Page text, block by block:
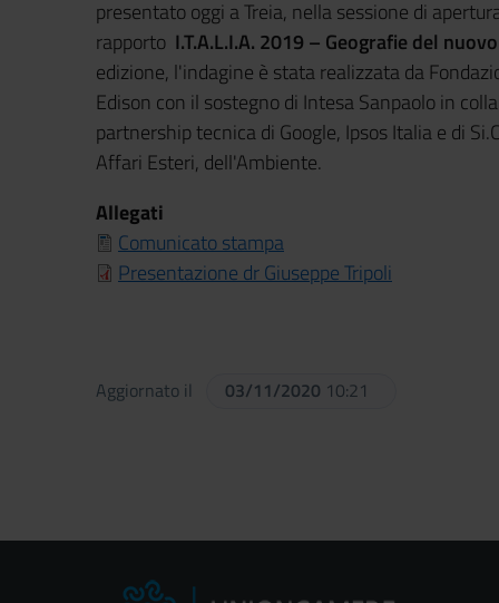
presentato oggi a Treia, nella sessione di
rapporto I.T.A.L.I.A. 2019 – Geografie del
edizione, l'indagine è stata realizzata da
Edison con il sostegno di Intesa Sanpaolo in
partnership tecnica di Google, Ipsos Italia e di
Affari Esteri, dell'Ambiente.
Allegati
Comunicato stampa
Presentazione dr Giuseppe Tripoli
Aggiornato il 03/11/2020 10:21